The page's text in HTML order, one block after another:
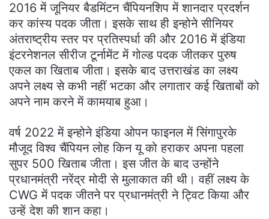
2016 में जूनियर बैडमिंटन चैंपियनशिप में शानदार प्रदर्शन
कर कांस्य पदक जीता। इसके साथ ही इन्होने सीनियर
अंतराष्ट्रीय स्तर पर प्रतिस्पर्धा की और 2016 में इंडिया
इंटरनेशनल सीरीज टूर्नामेंट में गोल्ड पदक जीतकर पुरुष
एकल का खिताब जीता। इसके बाद उत्तराखंड का लक्ष्य
अपने लक्ष्य से कभी नहीं भटका और लगातार कई खिताबों को
अपने नाम करने में कामयाब हुआ।
वर्ष 2022 में इन्होने इंडिया ओपन फाइनल में सिंगापुरके
मौजूद विश्व चैंपियन लोह किन यू को हराकर अपना पहला
सुपर 500 खिताब जीता। इस जीत के बाद उन्होंने
प्रधानमंत्री नरेंद्र मोदी से मुलाकात की थी। वहीं लक्ष्य के
CWG में पदक जीतने पर प्रधानमंत्री ने ट्विट किया और
उन्हें देश की शान कहा।